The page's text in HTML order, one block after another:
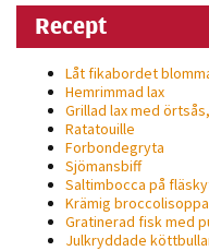
Recept
Låt fikabordet
Hemrimmad lax
Grillad lax med
Ratatouille
Forbondegryta
Sjömansbiff
Saltimbocca på
Krämig broccolisoppa
Gratinerad fisk med
Julkryddade